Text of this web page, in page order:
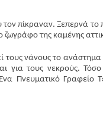
τον πίκραναν. Ξεπερνά
της καμένης
τους νάνους το
για τους νεκρούς.
Πνευματικό Γραφείο